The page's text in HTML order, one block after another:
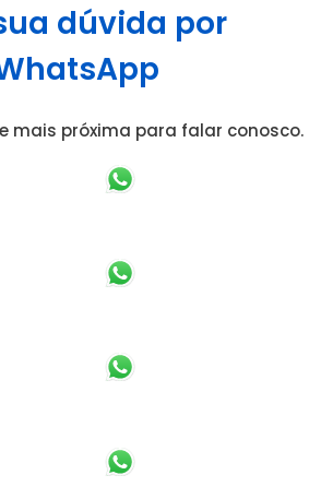
dúvida por
mais próxima para falar conosco.